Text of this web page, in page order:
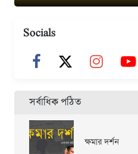
Socials
সর্বাধিক পঠিত
ক্ষমার দর্শন